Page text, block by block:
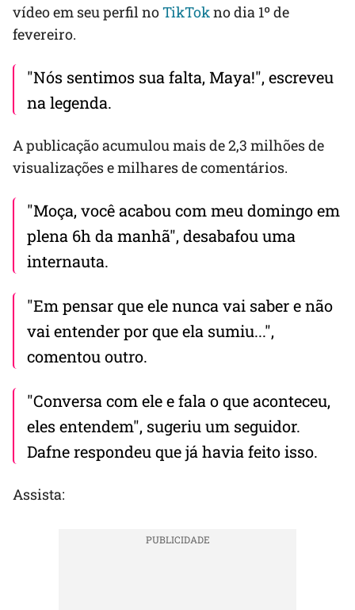
vídeo em seu perfil noTikTokno dia 1º de
fevereiro.
"Nós sentimos sua falta, Maya!", escreveu
na legenda.
A publicação acumulou mais de 2,3 milhões de
visualizações e milhares de comentários.
"Moça, você acabou com meu domingo em
plena 6h da manhã", desabafou uma
internauta.
"Em pensar que ele nunca vai saber e não
vai entender por que ela sumiu...",
comentou outro.
"Conversa com ele e fala o que aconteceu,
eles entendem", sugeriu um seguidor.
Dafne respondeu que já havia feito isso.
Assista: